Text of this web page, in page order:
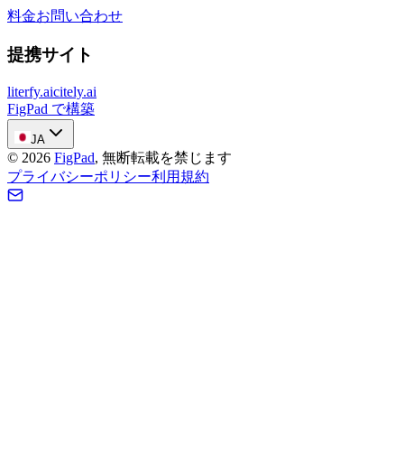
料金お問い合わせ
提携サイト
literfy.aicitely.ai
FigPad で構築
JA
© 2026 FigPad, 無断転載を禁じます
プライバシーポリシー利用規約